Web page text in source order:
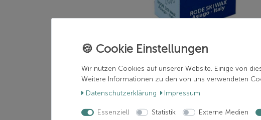
Wir nutzen Cookies auf unserer Website. Einige von
Weitere Informationen zu den von uns verwendeten
Daten­schutz­erklärung
Impressum
Essenziell Statistik Externe Medien